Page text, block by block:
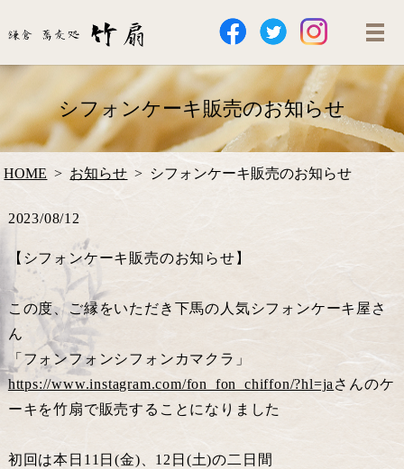
シフォンケーキ販売のお知らせ
HOME お知らせ シフォンケーキ販売のお知らせ
2023/08/12
【シフォンケーキ販売のお知らせ】
この度、ご縁をいただき下馬の人気シフォンケーキ屋さ
ん
「フォンフォンシフォンカマクラ」
https://www.instagram.com/fon_fon_chiffon/?hl=ja さんのケ
ーキを竹扇で販売することになりました
初回は本日11日(金)、12日(土)の二日間